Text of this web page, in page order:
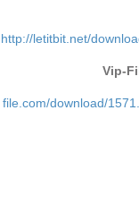
http://letitbit.net/
Vip-
file.com/download/